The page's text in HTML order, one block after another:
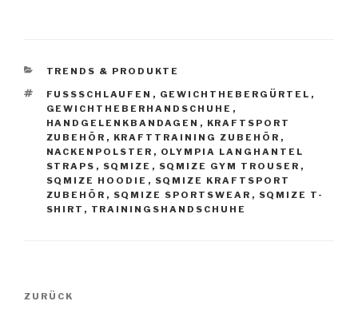
KATEGORIEN
TRENDS & PRODUKTE
SCHLAGWÖRTER
FUSSSCHLAUFEN , GEWICHTHEBERGÜRTEL ,
GEWICHTHEBERHANDSCHUHE ,
HANDGELENKBANDAGEN , KRAFTSPORT
ZUBEHÖR , KRAFTTRAINING ZUBEHÖR ,
NACKENPOLSTER , OLYMPIA LANGHANTEL
STRAPS , SQMIZE , SQMIZE GYM TROUSER ,
SQMIZE HOODIE , SQMIZE KRAFTSPORT
ZUBEHÖR , SQMIZE SPORTSWEAR , SQMIZE T-
SHIRT , TRAININGSHANDSCHUHE
Beitragsnavigation
Vorheriger
ZURÜCK